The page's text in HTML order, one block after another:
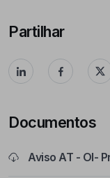
Partilhar
Documentos
Aviso AT - OI-